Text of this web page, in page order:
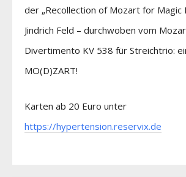
der „Recollection of Mozart for Magic
Jindrich Feld – durchwoben vom
Divertimento KV 538 für Streichtrio:
MO(D)ZART!
Karten ab 20 Euro unter
https://hypertension.reservix.de